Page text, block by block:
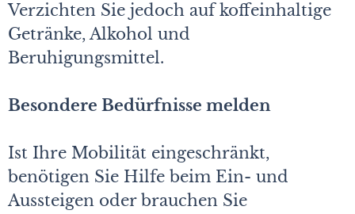
Verzichten Sie jedoch auf koffeinhaltige
Getränke, Alkohol und
Beruhigungsmittel.
Besondere Bedürfnisse melden
Ist Ihre Mobilität eingeschränkt,
benötigen Sie Hilfe beim Ein- und
Aussteigen oder brauchen Sie